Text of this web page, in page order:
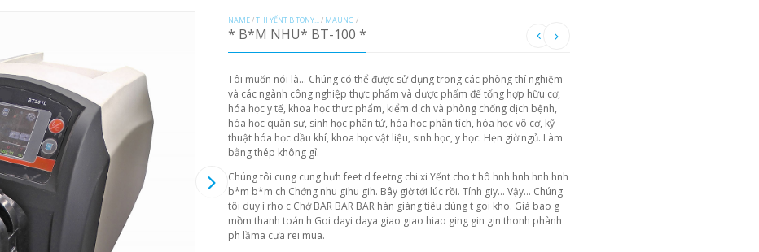
NAME/THI YẾNT B TONY.../ MAUNG /
* B*M NHU* BT-100 *
Tôi muốn nói là... Chúng có thể được sử dụng trong các phòng thí nghiệm
và các ngành công nghiệp thực phẩm và dược phẩm để tổng hợp hữu cơ,
hóa học y tế, khoa học thực phẩm, kiểm dịch và phòng chống dịch bệnh,
hóa học quân sự, sinh học phân tử, hóa học phân tích, hóa học vô cơ, kỹ
thuật hóa học dầu khí, khoa học vật liệu, sinh học, y học. Hẹn giờ ngủ. Làm
bằng thép không gỉ.
Chúng tôi cung cung hưh feet d feetng chi xi Yếnt cho t hô hnh hnh hnh hnh
b*m b*m ch Chớng nhu gihu gih. Bây giờ tới lúc rồi. Tính giy... Vậy... Chúng
tôi duy ì rho c Chớ BAR BAR BAR hàn giàng tiêu dùng t goi kho. Giá bao g
mồm thanh toán h Goi dayi daya giao giao hiao ging gin gin thonh phành
ph lầma cưa rei mua.